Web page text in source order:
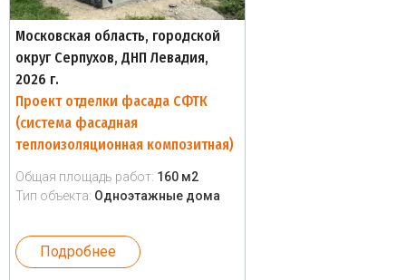
Московская область, городской
округ Серпухов, ДНП Левадия,
2026 г.
Проект отделки фасада СФТК
(система фасадная
теплоизоляционная композитная)
Общая площадь работ: 160 м2
Тип объекта: Одноэтажные дома
Подробнее